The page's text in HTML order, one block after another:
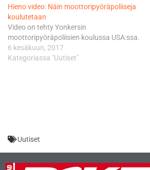
Hieno video: Näin moottoripyöräpoliiseja
koulutetaan
Video on tehty Yonkersin
moottoripyöräpoliisien koulussa USA:ssa.
6 kesäkuun, 2017
Kategoriassa "Uutiset"
Uutiset